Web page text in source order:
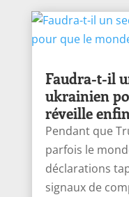
Faudra-t-il
ukrainien
réveille
Pendant que
parfois le
déclarations
signaux de